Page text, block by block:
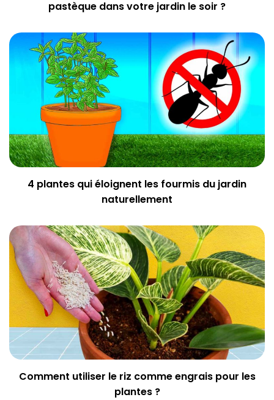
pastèque dans votre jardin le soir ?
4 plantes qui éloignent les fourmis du jardin
naturellement
Comment utiliser le riz comme engrais pour les
plantes ?